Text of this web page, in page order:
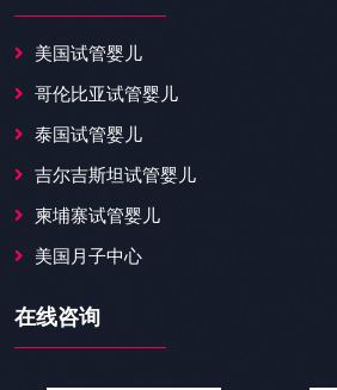
美国试管婴儿
哥伦比亚试管婴儿
泰国试管婴儿
吉尔吉斯坦试管婴儿
柬埔寨试管婴儿
美国月子中心
在线咨询